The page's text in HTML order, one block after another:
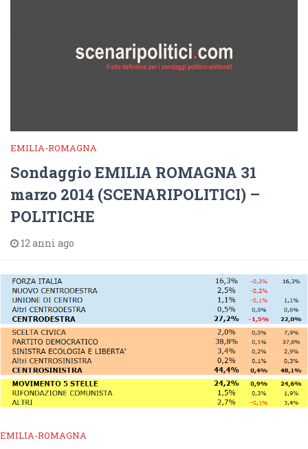
EMILIA-ROMAGNA
Sondaggio EMILIA ROMAGNA 31
marzo 2014 (SCENARIPOLITICI) –
POLITICHE
12 anni ago
EMILIA-ROMAGNA